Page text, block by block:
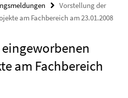
Vorstellung der
am Fachbereich am 23.01.2008
am Fachbereich